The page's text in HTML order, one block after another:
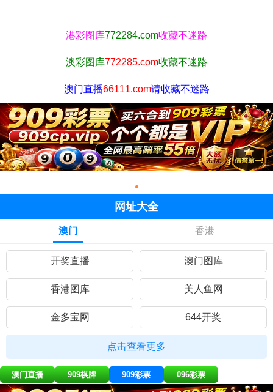
港彩图库772284.com收藏不迷路
澳彩图库772285.com收藏不迷路
澳门直播66111.com请收藏不迷路
网址大全
澳门 香港
开奖直播 澳门图库
香港图库 美人鱼网
金多宝网 644开奖
九五至尊 曾道人网
点击查看更多
澳门直播 909棋牌 909彩票 096彩票